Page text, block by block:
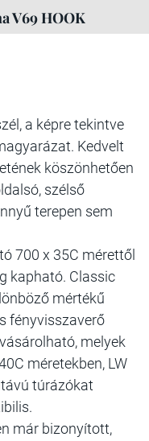
V69 HOOK
a képre tekintve
Kedvelt
köszönhetően
szélső
terepen sem
700 x 35C mérettől
kapható. Classic
mértékű
fényvisszaverő
melyek
méretekben, LW
túrázókat
már bizonyított,